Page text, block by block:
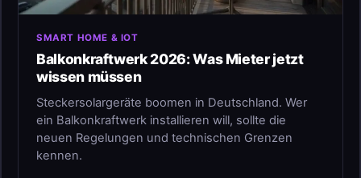
SMART HOME & IOT
Balkonkraftwerk 2026: Was Mieter jetzt
wissen müssen
Steckersolargeräte boomen in Deutschland. Wer
ein Balkonkraftwerk installieren will, sollte die
neuen Regelungen und technischen Grenzen
kennen.